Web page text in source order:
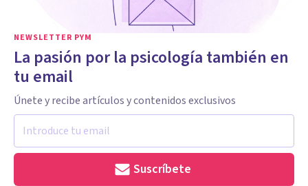
NEWSLETTER PYM
La pasión por la psicología también en
tu email
Únete y recibe artículos y contenidos exclusivos
Suscríbete